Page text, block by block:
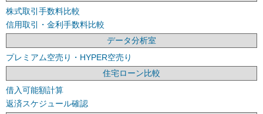
株式取引手数料比較
信用取引・金利手数料比較
データ分析室
プレミアム空売り・HYPER空売り
住宅ローン比較
借入可能額計算
返済スケジュール確認